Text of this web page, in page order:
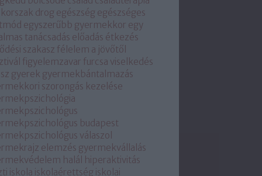
drog egészség egészséges
egyszerűbb gyermekkor egy
tanácsadás előadás étkezés
szakasz félelem a jövőtől
figyelemzavar furcsa viselkedés
gyerek gyermekbántalmazás
szorongás kezelése
budapest
válaszol
elemzés gyermekvállalás
halál
hiperaktivitás
iskola iskolaérettség iskolai